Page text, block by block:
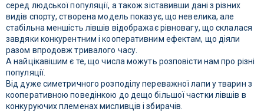
серед людської популяції, а також зіставивши дані з різних
видів спорту, створена модель показує, що невелика, але
стабільна меншість лівшів відображає рівновагу, що склалася
завдяки конкурентним і кооперативним ефектам, що діяли
разом впродовж тривалого часу.
А найцікавішим є те, що числа можуть розповісти нам про різні
популяції.
Від дуже симетричного розподілу переважної лапи у тварин з
кооперативною поведінкою до дещо більшої частки лівшів в
конкуруючих племенах мисливців і збирачів.